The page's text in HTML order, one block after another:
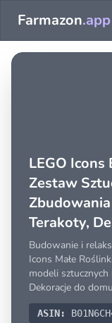
Farmazon.app
LEGO Icons
Zestaw
Terakoty,
dla Niej i
10329
Budowanie i
Icons Małe
modeli
Dekoracje do
modeli roślin
każda sztuczna
ASIN: